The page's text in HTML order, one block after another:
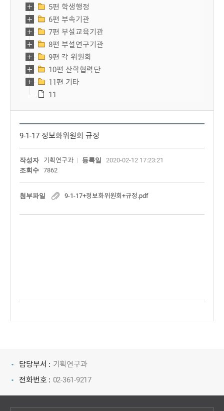
5편 학생행정
6편 부속기관
7편 부설교육기관
8편 부설연구기관
9편 각 위원회
10편 산학협력단
11편 기타
11
9-1-17 정보화위원회 규정
작성자 기획연구과 등록일
2020-02-12 17:23:21
조회수
7862
첨부파일 9-1-17+정보화위원회+규정.pdf
담당부서 : 기획연구과
전화번호 : 02-361-9217